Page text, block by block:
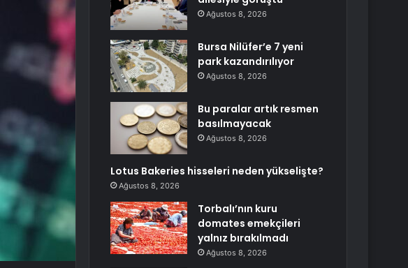
Ağustos 8, 2026
Bursa Nilüfer’e 7 yeni
park kazandırılıyor
Ağustos 8, 2026
Bu paralar artık resmen
basılmayacak
Ağustos 8, 2026
Lotus Bakeries hisseleri neden yükselişte?
Ağustos 8, 2026
Torbalı’nın kuru
domates emekçileri
yalnız bırakılmadı
Ağustos 8, 2026